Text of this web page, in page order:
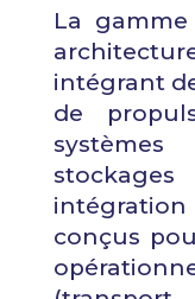
La
intégrant
de
conçus